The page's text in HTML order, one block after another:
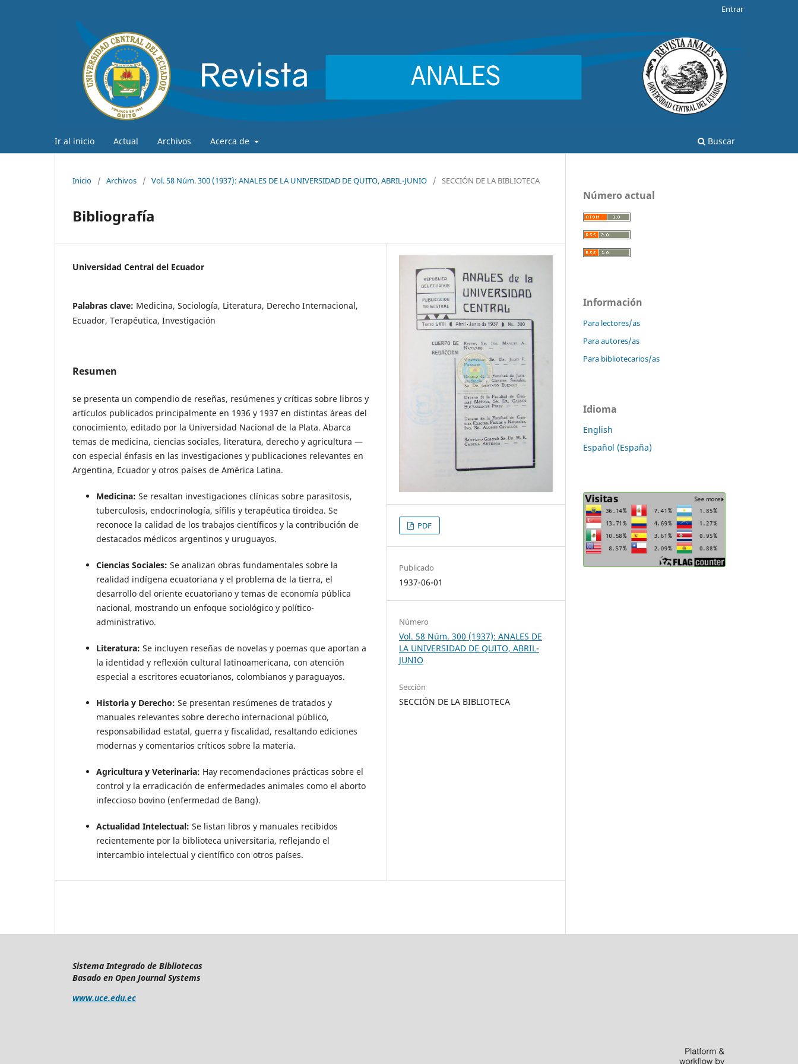
Ir al inicio Actual Archivos Acerca de Buscar
Entrar
Inicio / Archivos / Vol. 58 Núm. 300 (1937): ANALES DE LA UNIVERSIDAD DE QUITO, ABRIL-JUNIO / SECCIÓN DE LA BIBLIOTECA
Bibliografía
Universidad Central del Ecuador
Palabras clave: Medicina, Sociología, Literatura, Derecho Internacional,
Ecuador, Terapéutica, Investigación
Resumen
se presenta un compendio de reseñas, resúmenes y críticas sobre libros y
artículos publicados principalmente en 1936 y 1937 en distintas áreas del
conocimiento, editado por la Universidad Nacional de la Plata. Abarca
temas de medicina, ciencias sociales, literatura, derecho y agricultura —
con especial énfasis en las investigaciones y publicaciones relevantes en
Argentina, Ecuador y otros países de América Latina.
Medicina: Se resaltan investigaciones clínicas sobre parasitosis,
tuberculosis, endocrinología, sífilis y terapéutica tiroidea. Se
reconoce la calidad de los trabajos científicos y la contribución de
destacados médicos argentinos y uruguayos.
Ciencias Sociales: Se analizan obras fundamentales sobre la
realidad indígena ecuatoriana y el problema de la tierra, el
desarrollo del oriente ecuatoriano y temas de economía pública
nacional, mostrando un enfoque sociológico y político-
administrativo.
Literatura: Se incluyen reseñas de novelas y poemas que aportan a
la identidad y reflexión cultural latinoamericana, con atención
especial a escritores ecuatorianos, colombianos y paraguayos.
Historia y Derecho: Se presentan resúmenes de tratados y
manuales relevantes sobre derecho internacional público,
responsabilidad estatal, guerra y fiscalidad, resaltando ediciones
modernas y comentarios críticos sobre la materia.
Agricultura y Veterinaria: Hay recomendaciones prácticas sobre el
control y la erradicación de enfermedades animales como el aborto
infeccioso bovino (enfermedad de Bang).
Actualidad Intelectual: Se listan libros y manuales recibidos
recientemente por la biblioteca universitaria, reflejando el
intercambio intelectual y científico con otros países.
PDF
Publicado
1937-06-01
Número
Vol. 58 Núm. 300 (1937): ANALES DE
LA UNIVERSIDAD DE QUITO, ABRIL-
JUNIO
Sección
SECCIÓN DE LA BIBLIOTECA
Número actual
Información
Para lectores/as
Para autores/as
Para bibliotecarios/as
Idioma
English
Español (España)
Sistema Integrado de Bibliotecas
Basado en Open Journal Systems
www.uce.edu.ec